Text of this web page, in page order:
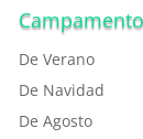
De Verano
De Navidad
De Agosto